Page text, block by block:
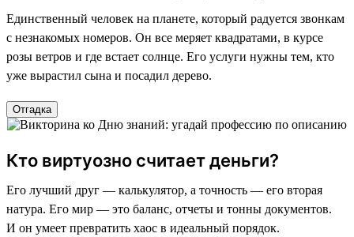
Единственный человек на планете, который радуется звонкам
с незнакомых номеров. Он все меряет квадратами, в курсе
розы ветров и где встает солнце. Его услуги нужны тем, кто
уже вырастил сына и посадил дерево.
Отгадка
Кто виртуозно считает деньги?
Его лучший друг — калькулятор, а точность — его вторая
натура. Его мир — это баланс, отчеты и тонны документов.
И он умеет превратить хаос в идеальный порядок.